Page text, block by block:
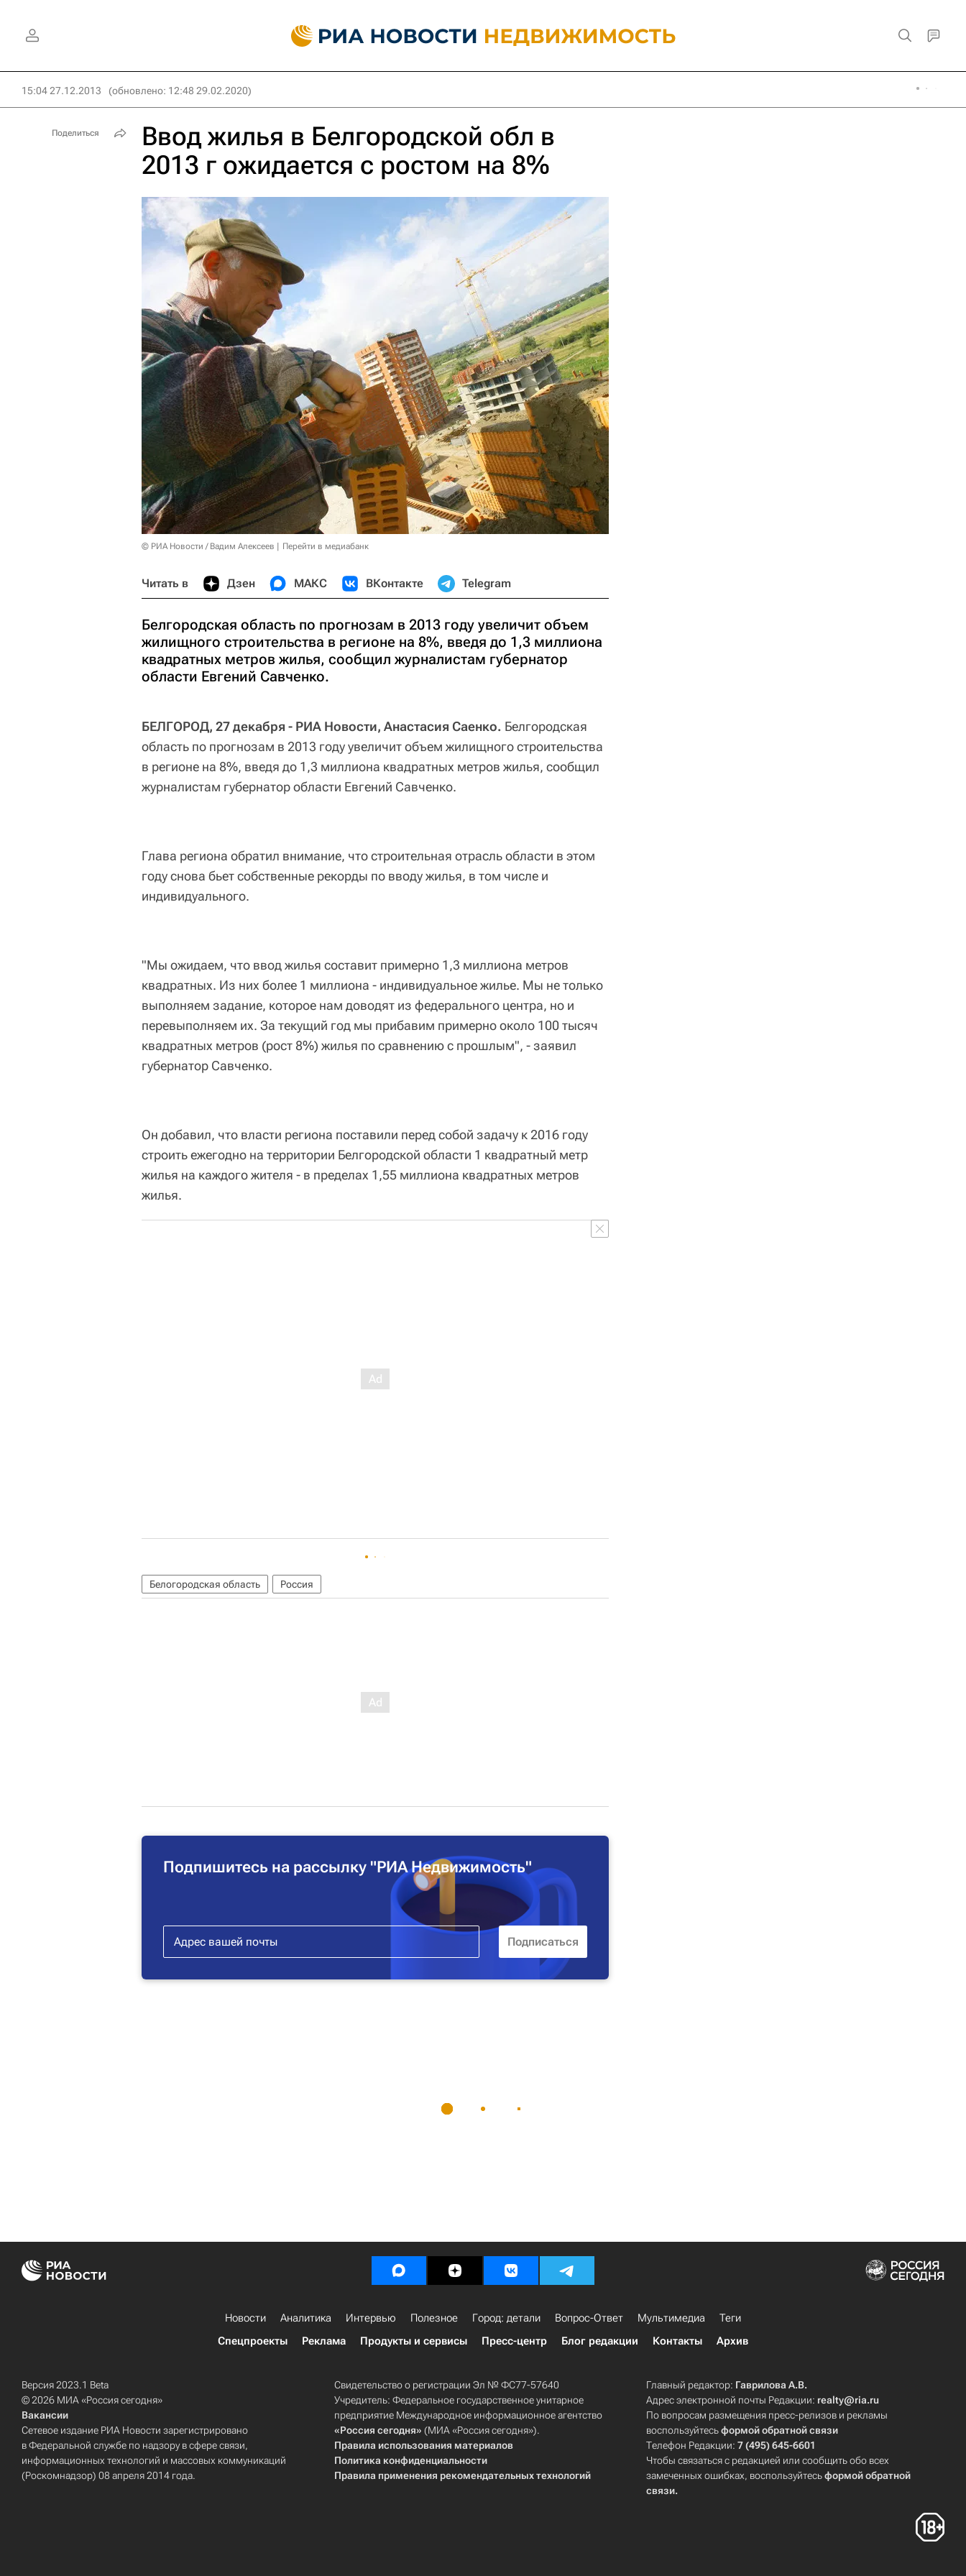
15:04 27.12.2013 (обновлено: 12:48 29.02.2020)
Ввод жилья в Белгородской обл в
2013 г ожидается с ростом на 8%
© РИА Новости / Вадим Алексеев Перейти в медиабанк
Читать в Дзен МАКС ВКонтакте Telegram
Белгородская область по прогнозам в 2013 году увеличит объем
жилищного строительства в регионе на 8%, введя до 1,3 миллиона
квадратных метров жилья, сообщил журналистам губернатор
области Евгений Савченко.
БЕЛГОРОД, 27 декабря - РИА Новости, Анастасия Саенко. Белгородская
область по прогнозам в 2013 году увеличит объем жилищного строительства
в регионе на 8%, введя до 1,3 миллиона квадратных метров жилья, сообщил
журналистам губернатор области Евгений Савченко.
Глава региона обратил внимание, что строительная отрасль области в этом
году снова бьет собственные рекорды по вводу жилья, в том числе и
индивидуального.
"Мы ожидаем, что ввод жилья составит примерно 1,3 миллиона метров
квадратных. Из них более 1 миллиона - индивидуальное жилье. Мы не только
выполняем задание, которое нам доводят из федерального центра, но и
перевыполняем их. За текущий год мы прибавим примерно около 100 тысяч
квадратных метров (рост 8%) жилья по сравнению с прошлым", - заявил
губернатор Савченко.
Он добавил, что власти региона поставили перед собой задачу к 2016 году
строить ежегодно на территории Белгородской области 1 квадратный метр
жилья на каждого жителя - в пределах 1,55 миллиона квадратных метров
жилья.
Белогородская область Россия
Подпишитесь на рассылку "РИА Недвижимость"
Поделиться
Новости Аналитика Интервью Полезное Город: детали Вопрос-Ответ Мультимедиа
Теги
Спецпроекты
Реклама Продукты и сервисы Пресс-центр Блог редакции Контакты Архив
Версия 2023.1 Beta
© 2026 МИА «Россия сегодня»
Вакансии
Сетевое издание РИА Новости зарегистрировано
в Федеральной службе по надзору в сфере связи,
информационных технологий и массовых коммуникаций
(Роскомнадзор) 08 апреля 2014 года.
Свидетельство о регистрации Эл № ФС77-57640
Учредитель: Федеральное государственное унитарное
предприятие Международное информационное агентство
«Россия сегодня» (МИА «Россия сегодня»).
Правила использования материалов
Политика конфиденциальности
Правила применения рекомендательных технологий
Главный редактор: Гаврилова А.В.
Адрес электронной почты Редакции: realty@ria.ru
По вопросам размещения пресс-релизов и рекламы
воспользуйтесьформой обратной связи
Телефон Редакции:7 (495) 645-6601
Чтобы связаться с редакцией или сообщить обо всех
замеченных ошибках, воспользуйтесьформой обратной
связи.